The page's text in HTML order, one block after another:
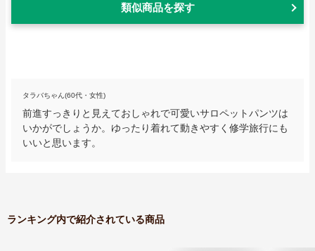
類似商品を探す
タラバちゃん(60代・女性)
前進すっきりと見えておしゃれで可愛いサロペットパンツは
いかがでしょうか。ゆったり着れて動きやすく修学旅行にも
いいと思います。
ランキング内で紹介されている商品